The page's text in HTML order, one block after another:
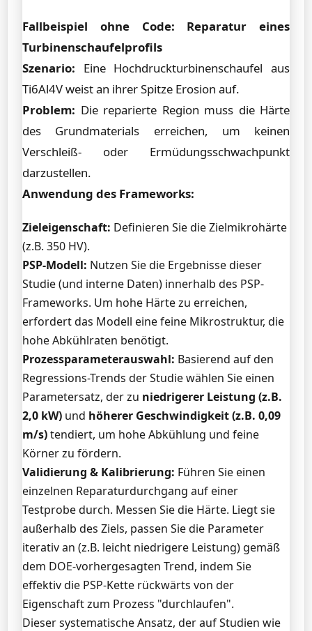
Fallbeispiel ohne Code: Reparatur eines
Turbinenschaufelprofils
Szenario: Eine Hochdruckturbinenschaufel aus
Ti6Al4V weist an ihrer Spitze Erosion auf.
Problem: Die reparierte Region muss die Härte
des Grundmaterials erreichen, um keinen
Verschleiß- oder Ermüdungsschwachpunkt
darzustellen.
Anwendung des Frameworks:
Zieleigenschaft: Definieren Sie die Zielmikrohärte
(z.B. 350 HV).
PSP-Modell: Nutzen Sie die Ergebnisse dieser
Studie (und interne Daten) innerhalb des PSP-
Frameworks. Um hohe Härte zu erreichen,
erfordert das Modell eine feine Mikrostruktur, die
hohe Abkühlraten benötigt.
Prozessparameterauswahl: Basierend auf den
Regressions-Trends der Studie wählen Sie einen
Parametersatz, der zu niedrigerer Leistung (z.B.
2,0 kW) und höherer Geschwindigkeit (z.B. 0,09
m/s)tendiert, um hohe Abkühlung und feine
Körner zu fördern.
Validierung & Kalibrierung: Führen Sie einen
einzelnen Reparaturdurchgang auf einer
Testprobe durch. Messen Sie die Härte. Liegt sie
außerhalb des Ziels, passen Sie die Parameter
iterativ an (z.B. leicht niedrigere Leistung) gemäß
dem DOE-vorhergesagten Trend, indem Sie
effektiv die PSP-Kette rückwärts von der
Eigenschaft zum Prozess "durchlaufen".
Dieser systematische Ansatz, der auf Studien wie